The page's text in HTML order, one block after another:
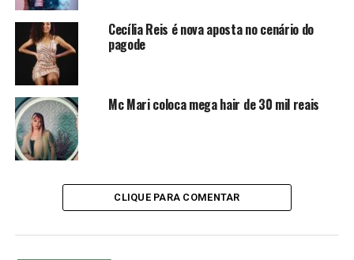
das grandes agremiações carnavalescas do Rio de
Janeiro. Fico muito honrado em poder fazer parte dessa
história”, contou.
No último carnaval, o atual rei de bateria ocupou o
posto de muso no desfile oficial da escola. Agora ele
estreia como o primeiro Rei de Bateria da agremiação de
Cecília Reis é nova aposta no cenário do
pagode
Mc Mari coloca mega hair de 30 mil reais
CLIQUE PARA COMENTAR